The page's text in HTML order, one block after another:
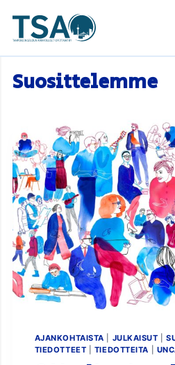
sisältöön
Suosittelemme
AJANKOHTAISTA JULKAISUT |
TIEDOTTEET
TIEDOTTEITA